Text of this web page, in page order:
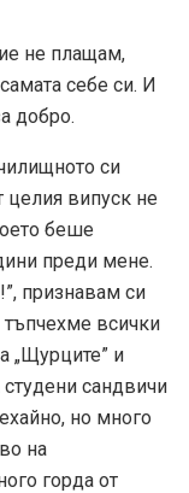
не плащам,
себе си. И
добро.
си
целия випуск не
беше
преди мене.
признавам си
тъпчехме всички
„Щурците” и
сандвичи
но много
на
горда от